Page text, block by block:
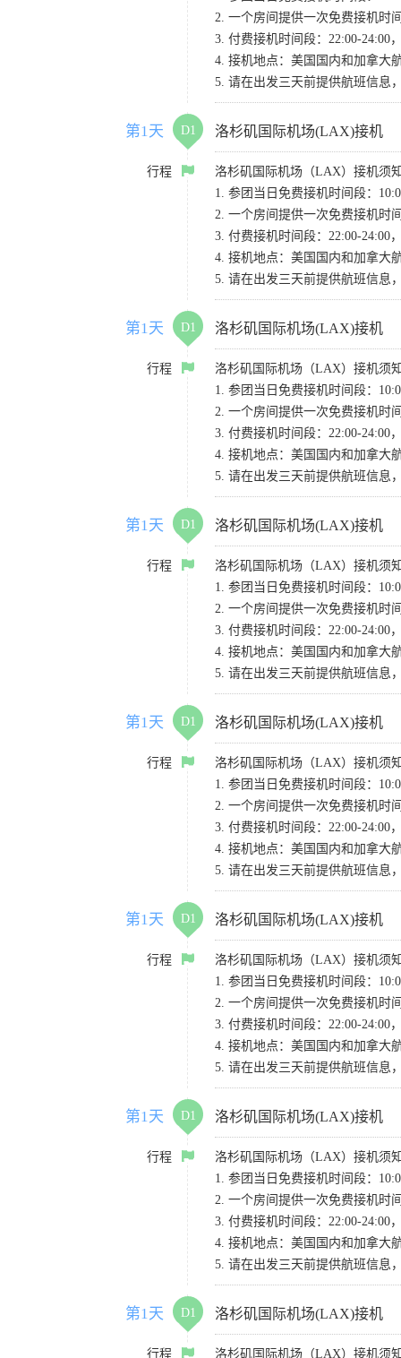
2. 一个房间提供一次免费接机时
3. 付费接机时间段：22:00-24:00
4. 接机地点：美国国内和加拿大
5. 请在出发三天前提供航班信息
第1天 D1 洛杉矶国际机场(LAX)接机
行程
洛杉矶国际机场（LAX）接机须
1. 参团当日免费接机时间段：
2. 一个房间提供一次免费接机时
3. 付费接机时间段：22:00-24:00
4. 接机地点：美国国内和加拿大
5. 请在出发三天前提供航班信息
第1天 D1 洛杉矶国际机场(LAX)接机
行程
洛杉矶国际机场（LAX）接机须
1. 参团当日免费接机时间段：
2. 一个房间提供一次免费接机时
3. 付费接机时间段：22:00-24:00
4. 接机地点：美国国内和加拿大
5. 请在出发三天前提供航班信息
第1天 D1 洛杉矶国际机场(LAX)接机
行程
洛杉矶国际机场（LAX）接机须
1. 参团当日免费接机时间段：
2. 一个房间提供一次免费接机时
3. 付费接机时间段：22:00-24:00
4. 接机地点：美国国内和加拿大
5. 请在出发三天前提供航班信息
第1天 D1 洛杉矶国际机场(LAX)接机
行程
洛杉矶国际机场（LAX）接机须
1. 参团当日免费接机时间段：
2. 一个房间提供一次免费接机时
3. 付费接机时间段：22:00-24:00
4. 接机地点：美国国内和加拿大
5. 请在出发三天前提供航班信息
第1天 D1 洛杉矶国际机场(LAX)接机
行程
洛杉矶国际机场（LAX）接机须
1. 参团当日免费接机时间段：
2. 一个房间提供一次免费接机时
3. 付费接机时间段：22:00-24:00
4. 接机地点：美国国内和加拿大
5. 请在出发三天前提供航班信息
第1天 D1 洛杉矶国际机场(LAX)接机
行程
洛杉矶国际机场（LAX）接机须
1. 参团当日免费接机时间段：
2. 一个房间提供一次免费接机时
3. 付费接机时间段：22:00-24:00
4. 接机地点：美国国内和加拿大
5. 请在出发三天前提供航班信息
第1天 D1 洛杉矶国际机场(LAX)接机
行程
洛杉矶国际机场（LAX）接机须